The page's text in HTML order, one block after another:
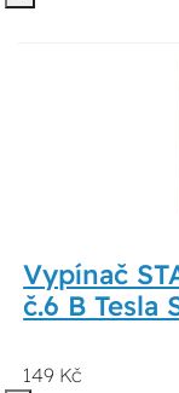
Vypínač
č.6 B Tesla
149 Kč